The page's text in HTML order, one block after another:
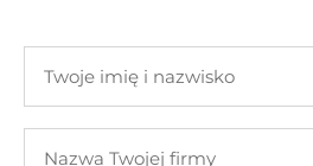
nazwisko